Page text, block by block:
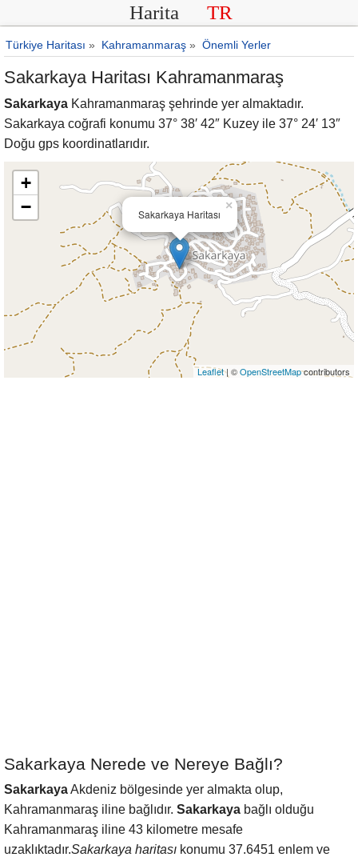
Harita TR
Türkiye Haritası » Kahramanmaraş » Önemli Yerler
Sakarkaya Haritası Kahramanmaraş
Sakarkaya Kahramanmaraş şehrinde yer almaktadır.
Sakarkaya coğrafi konumu 37° 38′ 42″ Kuzey ile 37° 24′ 13″
Doğu gps koordinatlarıdır.
Sakarkaya Haritası
×
+
−
Leaflet| ©OpenStreetMapcontributors
Sakarkaya Nerede ve Nereye Bağlı?
SakarkayaAkdeniz bölgesinde yer almakta olup,
Kahramanmaraş iline bağlıdır. Sakarkaya bağlı olduğu
Kahramanmaraş iline 43 kilometre mesafe
uzaklıktadır.Sakarkaya haritası konumu 37.6451 enlem ve